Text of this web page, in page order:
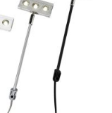
Legg til
ønskeliste